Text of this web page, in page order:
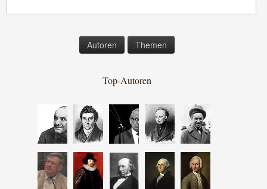
Autoren Themen
Top-Autoren